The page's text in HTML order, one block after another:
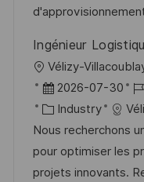
Ingénieur
L
o
c
a
t
i
Vélizy-
P
o
s
t
e
2026-07-30
J
o
b
I
d
C
a
t
e
Industry
Nous recherchons
pour optimiser les
projets innovants.